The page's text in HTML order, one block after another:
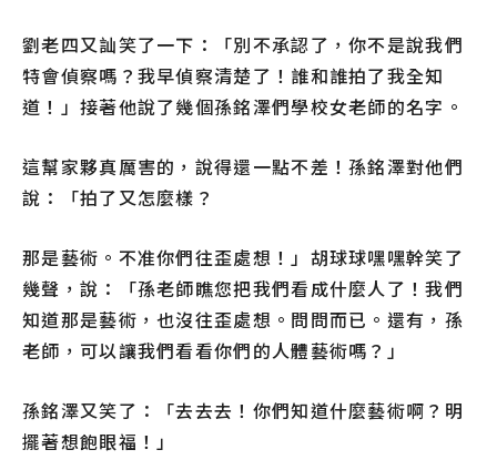
劉老四又訕笑了一下：「別不承認了，你不是說我們
特會偵察嗎？我早偵察清楚了！誰和誰拍了我全知
道！」接著他說了幾個孫銘澤們學校女老師的名字。
這幫家夥真厲害的，說得還一點不差！孫銘澤對他們
說：「拍了又怎麼樣？
那是藝術。不准你們往歪處想！」胡球球嘿嘿幹笑了
幾聲，說：「孫老師瞧您把我們看成什麼人了！我們
知道那是藝術，也沒往歪處想。問問而已。還有，孫
老師，可以讓我們看看你們的人體藝術嗎？」
孫銘澤又笑了：「去去去！你們知道什麼藝術啊？明
擺著想飽眼福！」